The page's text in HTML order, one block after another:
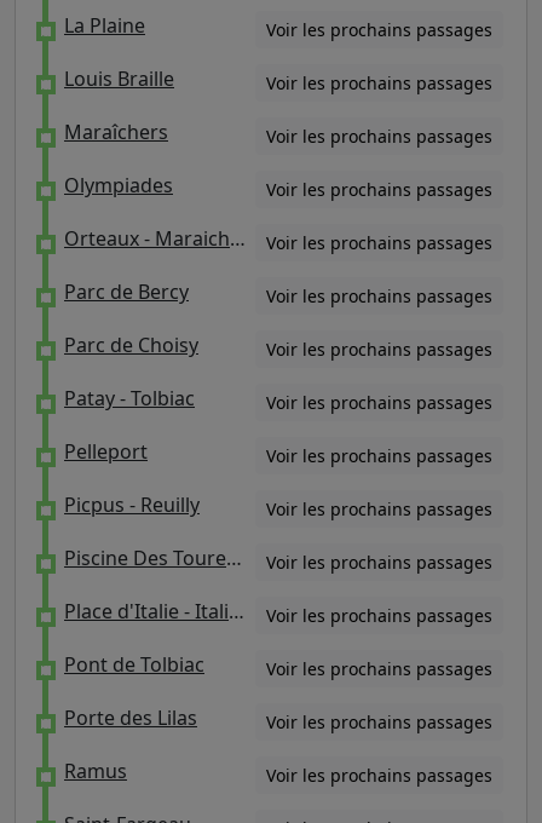
La Plaine Voir les prochains passages
Louis Braille Voir les prochains passages
Maraîchers Voir les prochains passages
Olympiades Voir les prochains passages
Orteaux - Maraichers Voir les prochains passages
Parc de Bercy Voir les prochains passages
Parc de Choisy Voir les prochains passages
Patay - Tolbiac Voir les prochains passages
Pelleport Voir les prochains passages
Picpus - Reuilly Voir les prochains passages
Piscine Des Tourelles Voir les prochains passages
Place d'Italie - Italie 2 Voir les prochains passages
Pont de Tolbiac Voir les prochains passages
Porte des Lilas Voir les prochains passages
Ramus Voir les prochains passages